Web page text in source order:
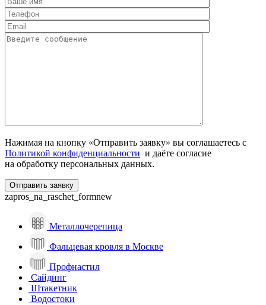
Нажимая на кнопку «Отправить заявку» вы соглашаетесь с
Политикой конфиденциальности и даёте согласие
на обработку персональных данных.
zapros_na_raschet_formnew
Металлочерепица
Фальцевая кровля в Москве
Профнастил
Сайдинг
Штакетник
Водостоки